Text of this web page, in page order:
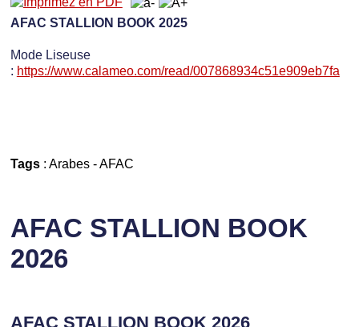
AFAC STALLION BOOK 2025
Mode Liseuse
: https://www.calameo.com/read/007868934c51e909eb7fa
Tags: Arabes-AFAC
AFAC STALLION BOOK
2026
AFAC STALLION BOOK 2026